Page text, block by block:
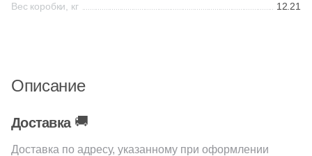
80x33 (64)
120x32 (202)
Поверхность
Вес коробки, кг 12.21
Описание
Доставка 🚚
Доставка по адресу, указанному при оформлении